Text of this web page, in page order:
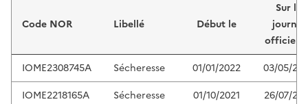
Code NOR Libellé Début le
Sur le
journal
officiel
IOME2308745A
Sécheresse 01/01/2022
03/05/
IOME2218165A
Sécheresse 01/10/2021
26/07/